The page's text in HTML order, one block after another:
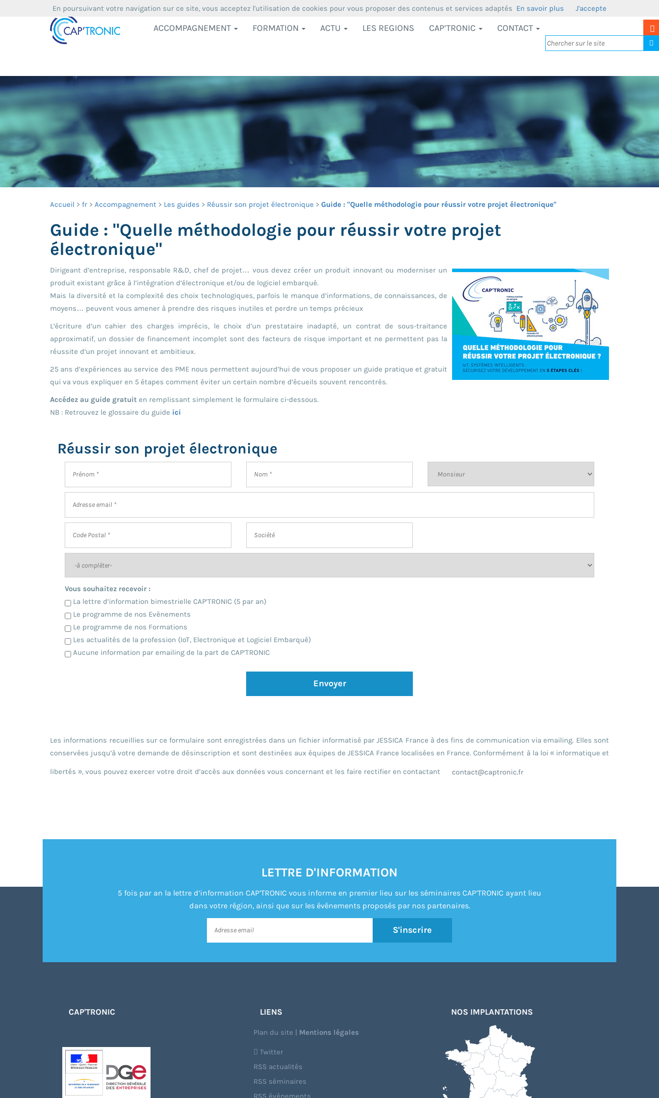
ACCOMPAGNEMENT FORMATION ACTU LES REGIONS CAP’TRONIC CONTACT
Accueil fr Accompagnement Les guides Réussir son projet électronique Guide : "Quelle méthodologie pour réussir votre projet électronique"
Guide : "Quelle méthodologie pour réussir votre projet
électronique"
Dirigeant d’entreprise, responsable R&D, chef de projet… vous devez créer un produit innovant ou moderniser un
produit existant grâce à l’intégration d’électronique et/ou de logiciel embarqué.
Mais la diversité et la complexité des choix technologiques, parfois le manque d’informations, de connaissances, de
moyens… peuvent vous amener à prendre des risques inutiles et perdre un temps précieux
L’écriture d’un cahier des charges imprécis, le choix d’un prestataire inadapté, un contrat de sous-traitance
approximatif, un dossier de financement incomplet sont des facteurs de risque important et ne permettent pas la
réussite d’un projet innovant et ambitieux.
25 ans d’expériences au service des PME nous permettent aujourd’hui de vous proposer un guide pratique et gratuit
qui va vous expliquer en 5 étapes comment éviter un certain nombre d’écueils souvent rencontrés.
Accédez au guide gratuit en remplissant simplement le formulaire ci-dessous.
NB : Retrouvez le glossaire du guide ici
Réussir son projet électronique
Vous souhaitez recevoir :
La lettre d’information bimestrielle CAP’TRONIC (5 par an)
Le programme de nos Evènements
Le programme de nos Formations
Les actualités de la profession (IoT, Electronique et Logiciel Embarqué)
Aucune information par emailing de la part de CAP’TRONIC
Envoyer
Les informations recueillies sur ce formulaire sont enregistrées dans un fichier informatisé par JESSICA France à des fins de communication via emailing. Elles sont
conservées jusqu’à votre demande de désinscription et sont destinées aux équipes de JESSICA France localisées en France. Conformément à la loi « informatique et
libertés », vous pouvez exercer votre droit d’accès aux données vous concernant et les faire rectifier en contactant
LETTRE D'INFORMATION
5 fois par an la lettre d’information CAP’TRONIC vous informe en premier lieu sur les séminaires CAP’TRONIC ayant lieu
dans votre région, ainsi que sur les événements proposés par nos partenaires.
S'inscrire
CAP'TRONIC LIENS
Plan du site | Mentions légales
Twitter
RSS actualités
RSS séminaires
RSS évènements
NOS IMPLANTATIONS
En poursuivant votre navigation sur ce site, vous acceptez l'utilisation de cookies pour vous proposer des contenus et services adaptés En savoir plus J'accepte